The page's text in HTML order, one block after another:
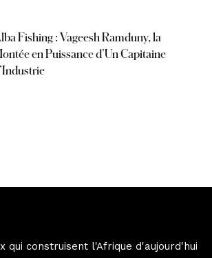
Fishing : Vageesh Ramduny, la
en Puissance d’Un Capitaine
qui construisent l'Afrique d'aujourd'hui